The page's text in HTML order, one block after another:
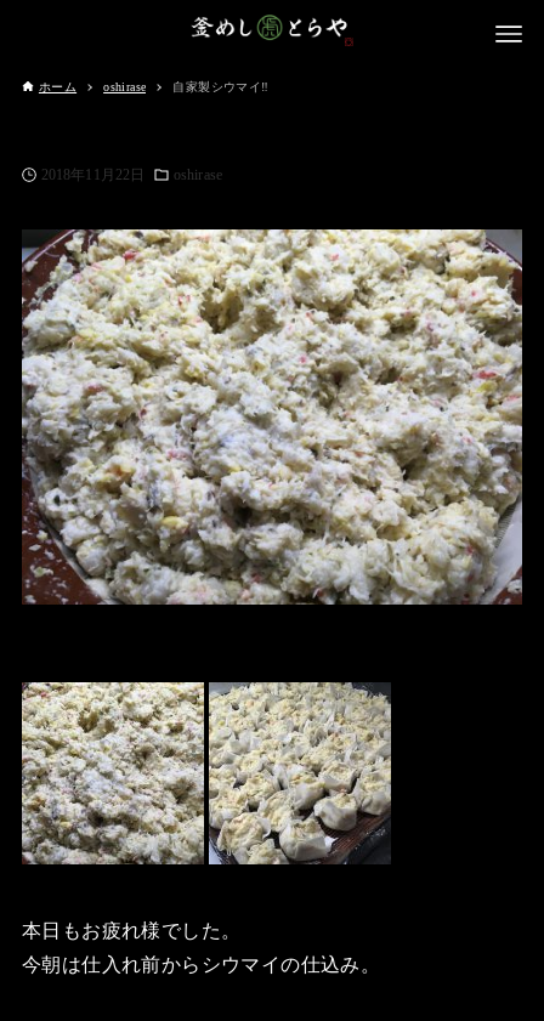
ホーム oshirase 自家製シウマイ‼️
2018年11月22日 oshirase
本日もお疲れ様でした。
今朝は仕入れ前からシウマイの仕込み。